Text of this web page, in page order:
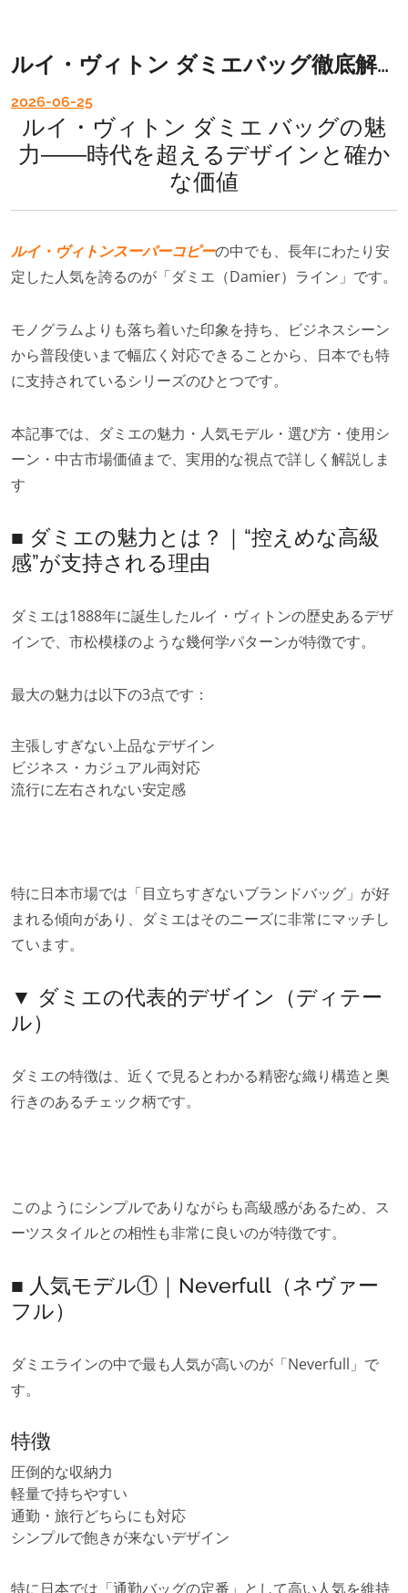
ルイ・ヴィトン ダミエバッグ徹底解説 廃盤モデル・人気ランキング・選び方まで完全ガイド
2026-06-25
ルイ・ヴィトン ダミエ バッグの魅
力――時代を超えるデザインと確か
な価値
ルイ・ヴィトンスーパーコピーの中でも、長年にわたり安
定した人気を誇るのが「ダミエ（Damier）ライン」です。
モノグラムよりも落ち着いた印象を持ち、ビジネスシーン
から普段使いまで幅広く対応できることから、日本でも特
に支持されているシリーズのひとつです。
本記事では、ダミエの魅力・人気モデル・選び方・使用シ
ーン・中古市場価値まで、実用的な視点で詳しく解説しま
す
■ ダミエの魅力とは？｜“控えめな高級
感”が支持される理由
ダミエは1888年に誕生したルイ・ヴィトンの歴史あるデザ
インで、市松模様のような幾何学パターンが特徴です。
最大の魅力は以下の3点です：
主張しすぎない上品なデザイン
ビジネス・カジュアル両対応
流行に左右されない安定感
特に日本市場では「目立ちすぎないブランドバッグ」が好
まれる傾向があり、ダミエはそのニーズに非常にマッチし
ています。
▼ ダミエの代表的デザイン（ディテー
ル）
ダミエの特徴は、近くで見るとわかる精密な織り構造と奥
行きのあるチェック柄です。
このようにシンプルでありながらも高級感があるため、ス
ーツスタイルとの相性も非常に良いのが特徴です。
■ 人気モデル①｜Neverfull（ネヴァー
フル）
ダミエラインの中で最も人気が高いのが「Neverfull」で
す。
特徴
圧倒的な収納力
軽量で持ちやすい
通勤・旅行どちらにも対応
シンプルで飽きが来ないデザイン
特に日本では「通勤バッグの定番」として高い人気を維持